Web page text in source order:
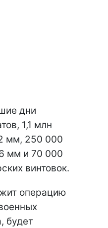
дни
1,1 млн
мм, 250 000
мм и 70 000
винтовок.
операцию
будет